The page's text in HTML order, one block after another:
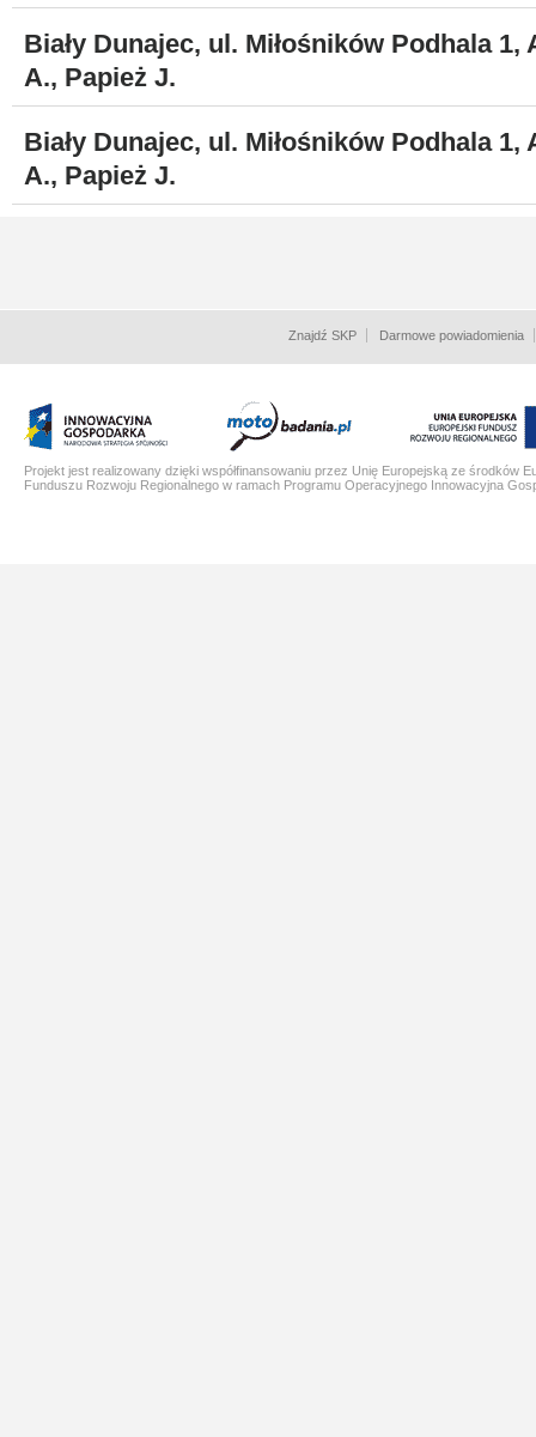
Biały Dunajec, ul. Miłośników Podhala 1,
A., Papież J.
Biały Dunajec, ul. Miłośników Podhala 1,
A., Papież J.
Znajdź SKP Darmowe powiadomienia
Projekt jest realizowany dzięki współfinansowaniu przez Unię Europejską ze środków
Funduszu Rozwoju Regionalnego w ramach Programu Operacyjnego Innowacyjna